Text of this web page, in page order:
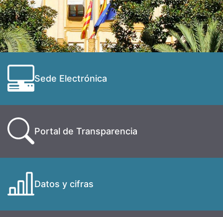
Sede Electrónica
Portal de Transparencia
Datos y cifras